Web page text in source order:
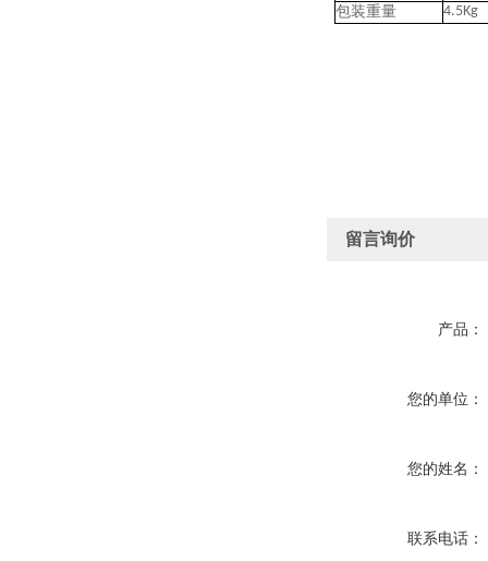
包装重量
4.5Kg
留言询价
产品：
您的单位：
您的姓名：
联系电话：